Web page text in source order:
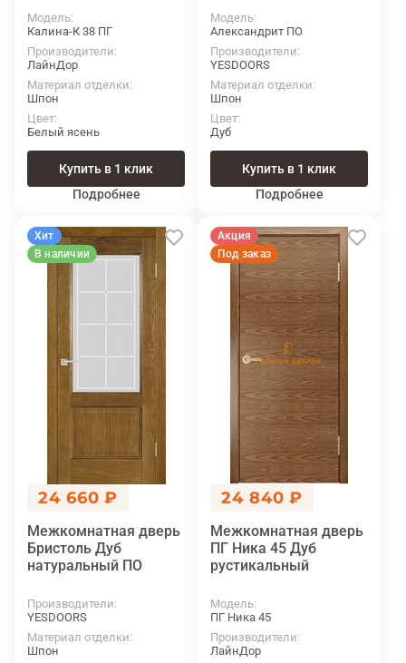
Модель
Калина-К 38 ПГ
Производители
ЛайнДор
Материал отделки
Шпон
Цвет
Белый ясень
Купить в 1 клик
Подробнее
Модель
Александрит ПО
Производители
YESDOORS
Материал отделки
Шпон
Цвет
Дуб
Купить в 1 клик
Подробнее
Хит
В наличии
24 660 ₽
Межкомнатная дверь
Бристоль Дуб
натуральный ПО
Производители
YESDOORS
Материал отделки
Шпон
Акция
Под заказ
24 840 ₽
Межкомнатная дверь
ПГ Ника 45 Дуб
рустикальный
Модель
ПГ Ника 45
Производители
ЛайнДор